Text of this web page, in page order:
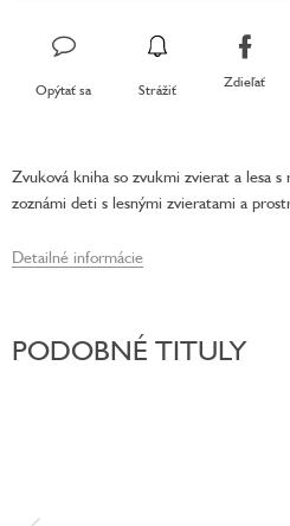
Opýtať sa Strážiť Zdieľať
Zvuková kniha so zvukmi zvierat a lesa
zoznámi deti s lesnými zvieratami a
Detailné informácie
PODOBNÉ TITULY